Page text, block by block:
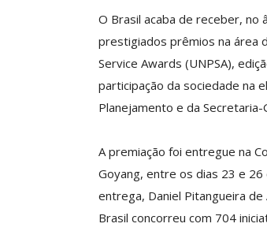
O Brasil acaba de receber, no
prestigiados prêmios na área
Service Awards (UNPSA),
participação da sociedade na
Planejamento e da Secretaria-
A premiação foi entregue na
Goyang, entre os dias 23 e
entrega, Daniel Pitangueira
Brasil concorreu com 704
Filiação 2026 E Reforça
Da Participação…
É
Da